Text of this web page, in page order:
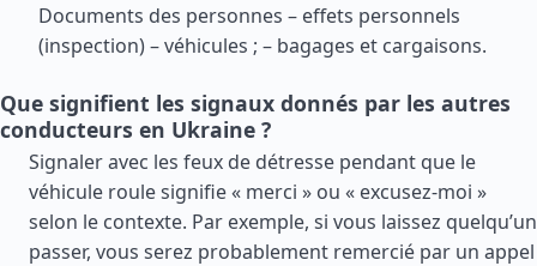
Documents des personnes – effets personnels
(inspection) – véhicules ; – bagages et cargaisons.
Que signifient les signaux donnés par les autres
conducteurs en Ukraine ?
Signaler avec les feux de détresse pendant que le
véhicule roule signifie « merci » ou « excusez-moi »
selon le contexte. Par exemple, si vous laissez quelqu’un
passer, vous serez probablement remercié par un appel